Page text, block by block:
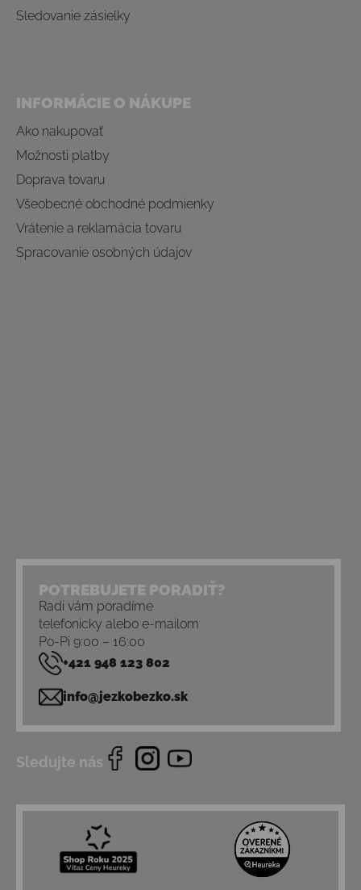
Sledovanie zásielky
INFORMÁCIE O NÁKUPE
Ako nakupovať
Možnosti platby
Doprava tovaru
Všeobecné obchodné podmienky
Vrátenie a reklamácia tovaru
Spracovanie osobných údajov
POTREBUJETE PORADIŤ?
Radi vám poradíme
telefonicky alebo e-mailom
Po-Pi 9:00 – 16:00
+421 948 123 802
info@jezkobezko.sk
Sledujte nás